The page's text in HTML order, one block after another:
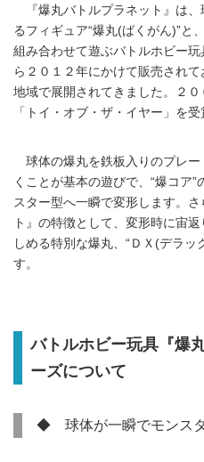
『爆丸バトルプラネット』は、
るフィギュア“爆丸(ばくがん)”と
組み合わせて遊ぶバトルホビー
ら２０１２年にかけて販売され
地域で展開されてきました。２
「トイ・オブ・ザ・イヤー」を受
球体の爆丸を鉄板入りのプレー
くことが基本の遊びで、“爆コア
スター型へ一瞬で変形します。
ト』の特徴として、変形時に宙
しめる特別な爆丸、“ＤＸ(デラッ
す。
バトルホビー玩具『爆
ーズについて
◆ 球体が一瞬でモンス